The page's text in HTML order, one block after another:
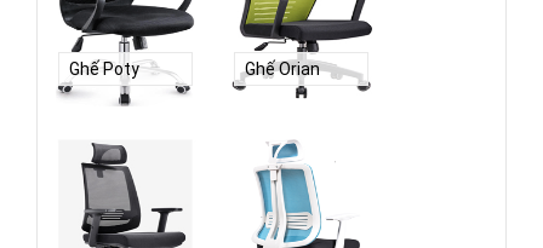
Ghế Poty Ghế Orian